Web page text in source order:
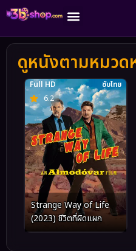
ดูหนังตามหมว
6.2
Full HD ซับไทย
Strange Way of Life
(2023) ชีวิตที่ผิดแผก